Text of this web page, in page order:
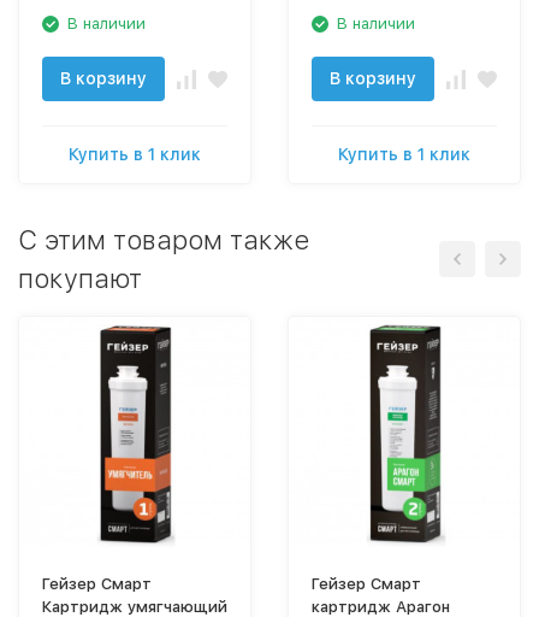
В наличии
В корзину
Купить в 1 клик
В наличии
В корзину
Купить в 1 клик
C этим товаром также
покупают
Гейзер Смарт
Картридж умягчающий
Гейзер Смарт
картридж Арагон